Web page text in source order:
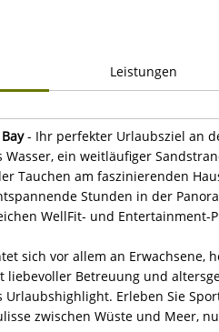
Leistungen
- Ihr perfekter Urlaubsziel an
Wasser, ein weitläufiger
Tauchen am faszinierenden
Stunden in der
WellFit- und Entertainment-
sich vor allem an
liebevoller Betreuung und
Urlaubshighlight. Erleben Sie
zwischen Wüste und Meer,